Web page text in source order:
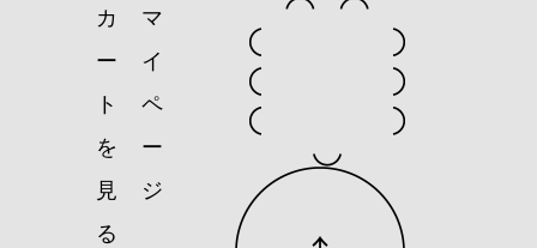
カ
ー
ト
を
見
る
マ
イ
ペ
ー
ジ